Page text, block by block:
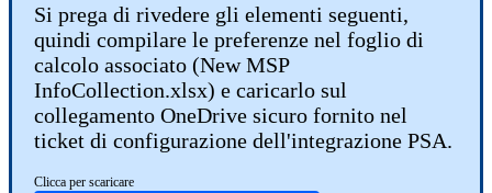
Si prega di rivedere gli elementi seguenti,
quindi compilare le preferenze nel foglio di
calcolo associato (New MSP
InfoCollection.xlsx) e caricarlo sul
collegamento OneDrive sicuro fornito nel
ticket di configurazione dell'integrazione PSA.
Clicca per scaricare